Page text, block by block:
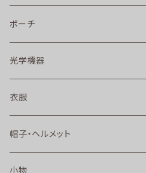
ポーチ
光学機器
衣服
帽子・ヘルメット
小物